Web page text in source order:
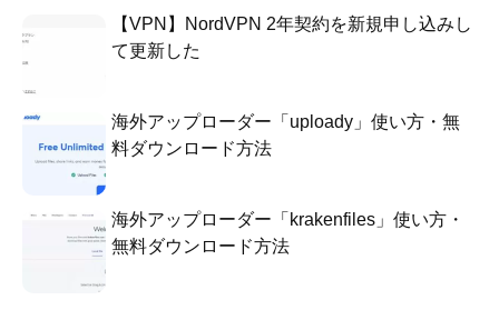
【VPN】NordVPN 2年契約を新規申し込みし
て更新した
海外アップローダー「uploady」使い方・無
料ダウンロード方法
海外アップローダー「krakenfiles」使い方・
無料ダウンロード方法